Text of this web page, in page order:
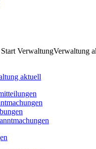
VerwaltungVerwaltung
aktuell